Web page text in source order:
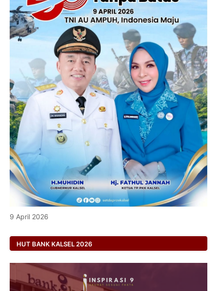
9 April 2026
HUT BANK KALSEL 2026